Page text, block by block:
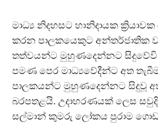
මාධ්‍ය නිදහසට හානිදායක
කරන පාලකයෙකුට අන්තර්ජාතික
තත්වයන්ට මුහුණදෙන්නට
පමණ පෙර මාධ්‍යවේදීන්ට අත
පාලකයන්ට මුහුණදෙන්නට සිදුවූ
බරපතළයි. උදාහරණයක් ලෙස
සල්මාන් කුමරු ලෝකය පුරාම